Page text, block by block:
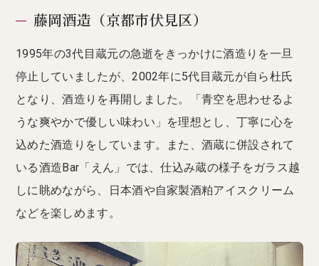
藤岡酒造（京都市伏見区）
1995年の3代目蔵元の急逝をきっかけに酒造りを一旦
停止していましたが、2002年に5代目蔵元が自ら杜氏
となり、酒造りを再開しました。「青空を思わせるよ
うな爽やかで優しい味わい」を理想とし、丁寧に心を
込めた酒造りをしています。また、酒蔵に併設されて
いる酒造Bar「えん」では、仕込み蔵の様子をガラス越
しに眺めながら、日本酒や自家製酒粕アイスクリーム
などを楽しめます。